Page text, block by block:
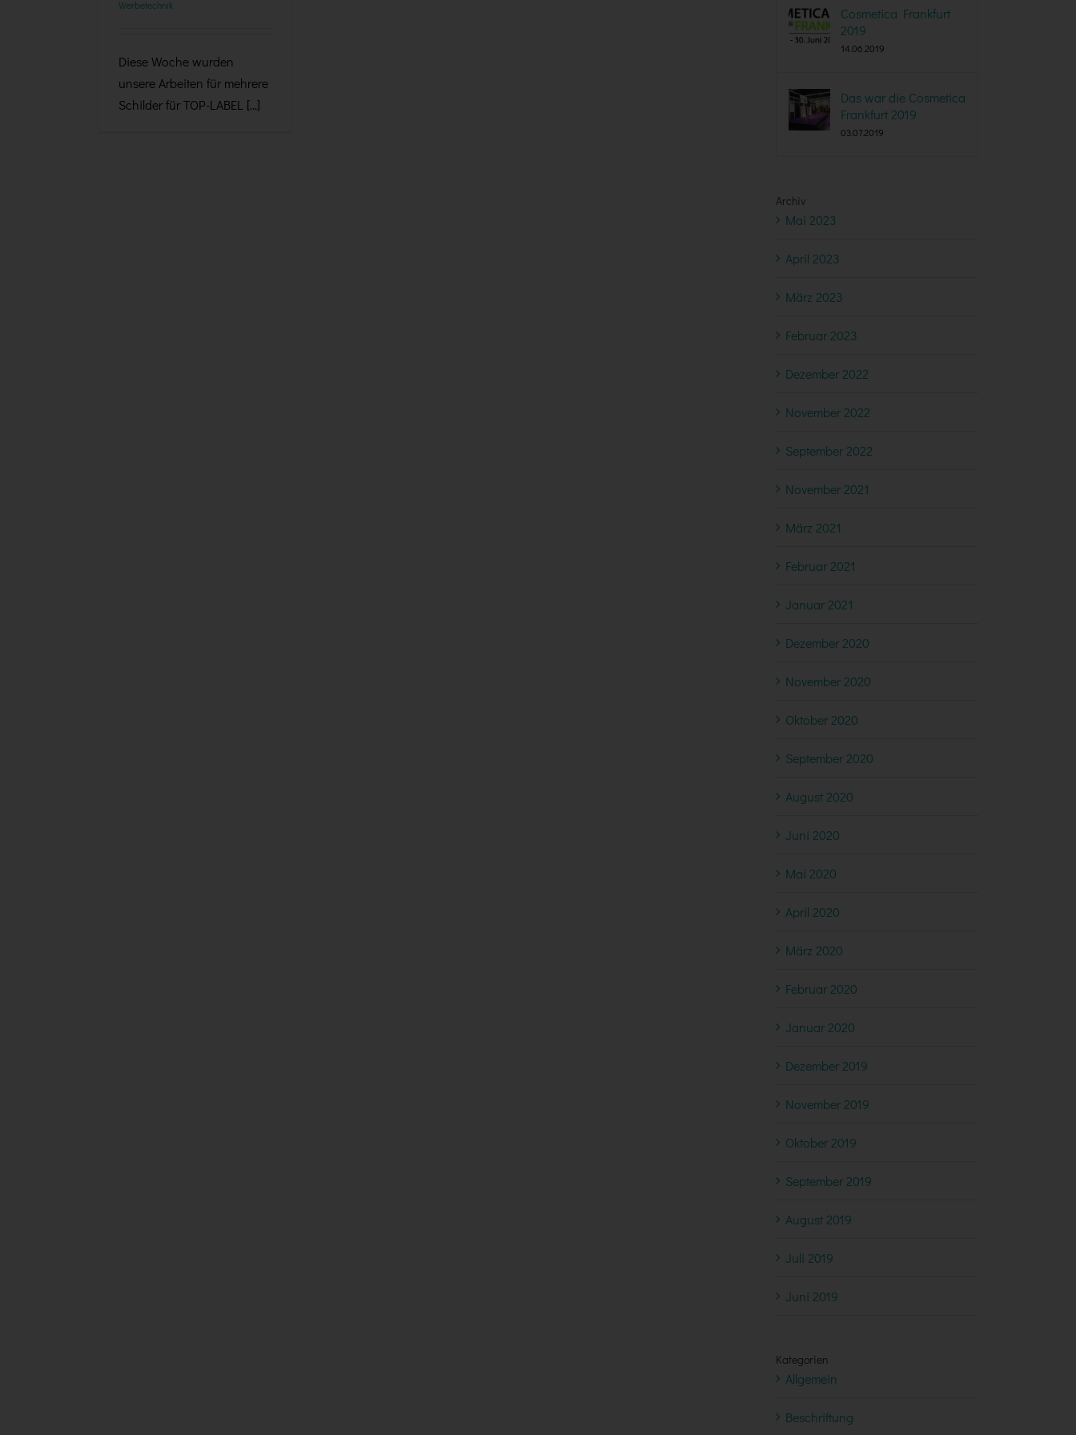
Werbetechnik
Diese Woche wurden
unsere Arbeiten für mehrere
Schilder für TOP-LABEL [...]
Cosmetica Frankfurt
2019
14.06.2019
Das war die Cosmetica
Frankfurt 2019
03.07.2019
Archiv
Mai 2023
April 2023
März 2023
Februar 2023
Dezember 2022
November 2022
September 2022
November 2021
März 2021
Februar 2021
Januar 2021
Dezember 2020
November 2020
Oktober 2020
September 2020
August 2020
Juni 2020
Mai 2020
April 2020
März 2020
Februar 2020
Januar 2020
Dezember 2019
November 2019
Oktober 2019
September 2019
August 2019
Juli 2019
Juni 2019
Kategorien
Allgemein
Beschriftung